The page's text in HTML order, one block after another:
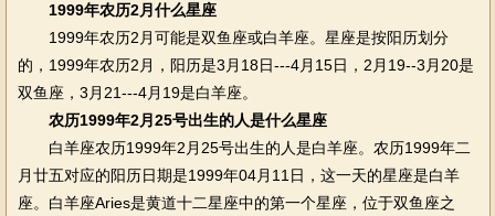
1999年农历2月什么星座
1999年农历2月可能是双鱼座或白羊座。星座是按阳历划分
的，1999年农历2月，阳历是3月18日---4月15日，2月19--3月20是
双鱼座，3月21---4月19是白羊座。
农历1999年2月25号出生的人是什么星座
白羊座农历1999年2月25号出生的人是白羊座。农历1999年二
月廿五对应的阳历日期是1999年04月11日，这一天的星座是白羊
座。白羊座Aries是黄道十二星座中的第一个星座，位于双鱼座之